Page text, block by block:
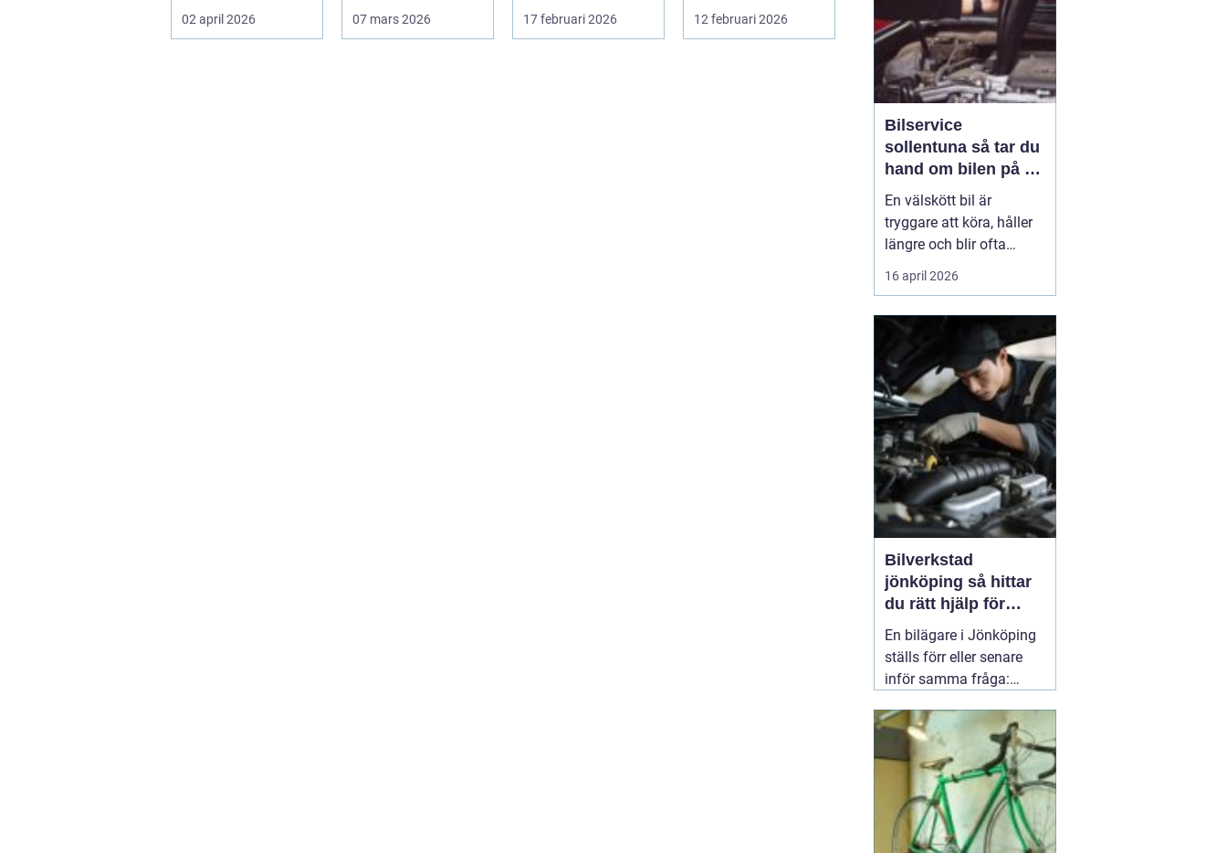
bara ett estetiskt
bes...
02 april 2026 07 mars 2026
både spara pengar
17 februari 2026
förbipasserande.
12 februari 2026
Bilservice
sollentuna så tar du
hand om bilen på ett
smart sätt
En välskött bil är
tryggare att köra, håller
längre och blir ofta
billigare i längden. För
många bilägare i
service inte bara om att
följa serviceboken, utan
om att kunna lita på
bilen varje dag oavsett
om den rullar till jobbet,
...
16 april 2026
Bilverkstad
jönköping så hittar
du rätt hjälp för
bilen
En bilägare i Jönköping
ställs förr eller senare
inför samma fråga:
hand om bilen, utan att
kostnaderna skenar och
garantier försvinner?
Valet av05 april 2026